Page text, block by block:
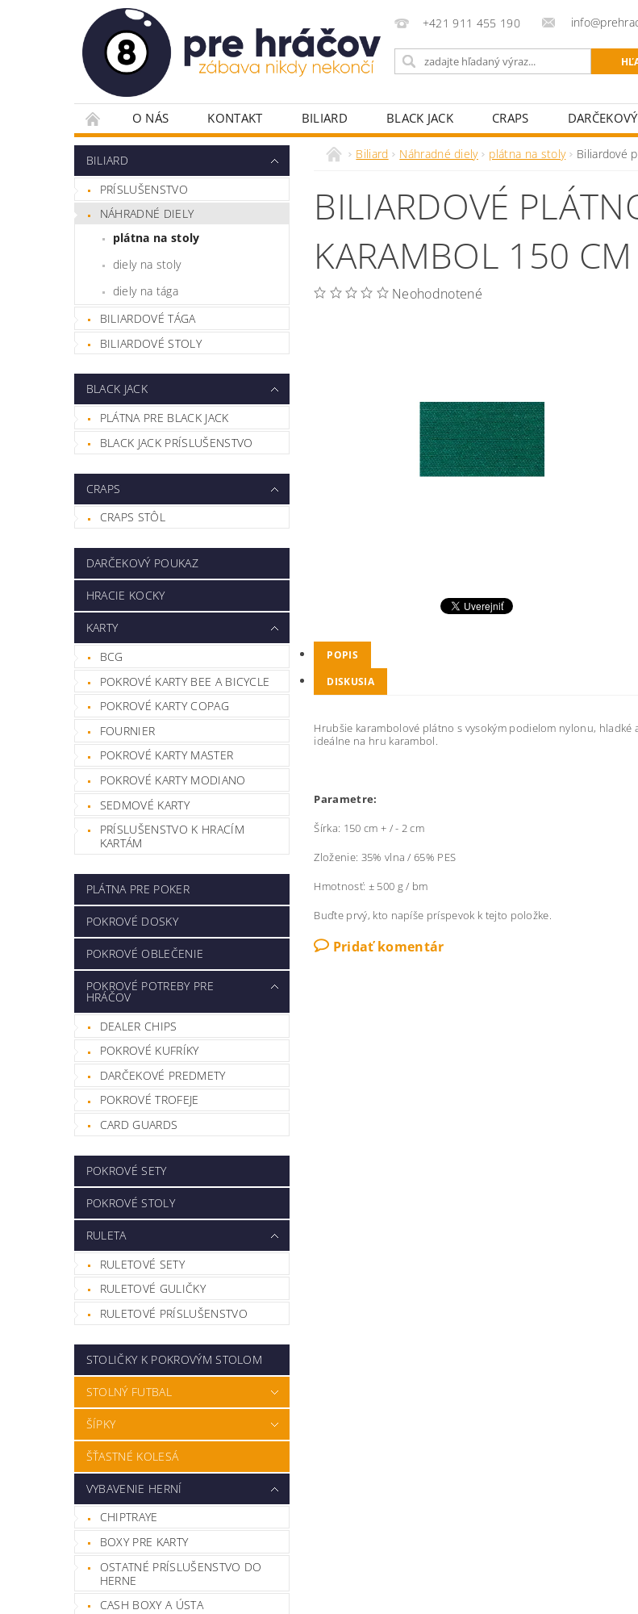
+421 911 455 190
O NÁS KONTAKT BILIARD BLACK JACK CRAPS
PLÁTNA PRE POKER
POKROVÉ DOSKY POKROVÉ OBLEČENIE POKROVÉ
POKROVÉ STOLY
RULETA
VYBAVENIE HERNÍ
ŽETÓNY
BILIARD
PRÍSLUŠENSTVO
NÁHRADNÉ DIELY
plátna na stoly
diely na stoly
diely na tága
BILIARDOVÉ TÁGA
BILIARDOVÉ STOLY
BLACK JACK
PLÁTNA PRE BLACK JACK
BLACK JACK PRÍSLUŠENSTVO
CRAPS
CRAPS STÔL
DARČEKOVÝ POUKAZ
HRACIE KOCKY
KARTY
BCG
POKROVÉ KARTY BEE A BICYCLE
POKROVÉ KARTY COPAG
FOURNIER
POKROVÉ KARTY MASTER
POKROVÉ KARTY MODIANO
SEDMOVÉ KARTY
PRÍSLUŠENSTVO K HRACÍM
KARTÁM
PLÁTNA PRE POKER
POKROVÉ DOSKY
POKROVÉ OBLEČENIE
POKROVÉ POTREBY PRE
HRÁČOV
DEALER CHIPS
POKROVÉ KUFRÍKY
DARČEKOVÉ PREDMETY
POKROVÉ TROFEJE
CARD GUARDS
POKROVÉ SETY
POKROVÉ STOLY
RULETA
RULETOVÉ SETY
RULETOVÉ GULIČKY
RULETOVÉ PRÍSLUŠENSTVO
STOLIČKY K POKROVÝM STOLOM
STOLNÝ FUTBAL
ŠÍPKY
ŠŤASTNÉ KOLESÁ
VYBAVENIE HERNÍ
CHIPTRAYE
BOXY PRE KARTY
OSTATNÉ PRÍSLUŠENSTVO DO
HERNE
CASH BOXY A ÚSTA
Biliard Náhradné diely plátna na stoly Biliardové
BILIARDOVÉ
KARAMBOL 150 CM
Neohodnotené
POPIS
DISKUSIA
Hrubšie karambolové plátno s vysokým podielom nylonu,
ideálne na hru karambol.
Parametre:
Šírka: 150 cm + / - 2 cm
Zloženie: 35% vlna / 65% PES
Hmotnosť: ± 500 g / bm
Buďte prvý, kto napíše príspevok k tejto položke.
Pridať komentár